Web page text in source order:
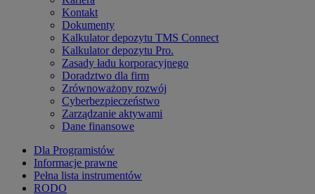
Kontakt
Dokumenty
Kalkulator depozytu TMS Connect
Kalkulator depozytu Pro.
Zasady ładu korporacyjnego
Doradztwo dla firm
Zrównoważony rozwój
Cyberbezpieczeństwo
Zarządzanie aktywami
Dane finansowe
Dla Programistów
Informacje prawne
Pełna lista instrumentów
RODO